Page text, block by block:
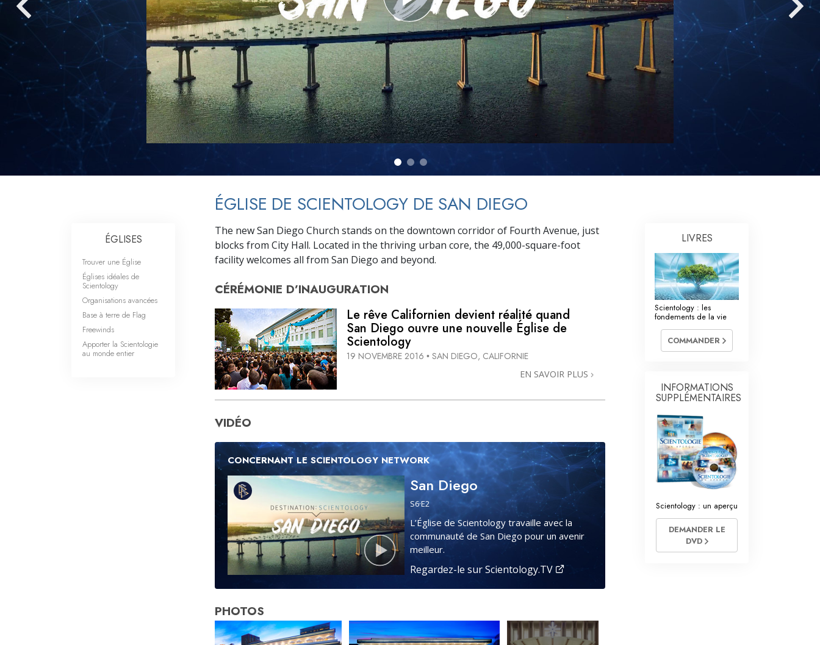
Qu’est-ce que la grandeur ? L’échelle des tons émotionnels
Réponses aux drogues
Les enfants
Des outils pour le monde du travail
Les fondements de l’organisation
La communication
ÉGLISE DE SCIENTOLOGY DE SAN DIEGO
The new San Diego Church stands on the downtown corridor of Fourth Avenue, just
blocks from City Hall. Located in the thriving urban core, the 49,000-square-foot
facility welcomes all from San Diego and beyond.
CÉRÉMONIE D’INAUGURATION
Le rêve Californien devient réalité quand
San Diego ouvre une nouvelle Église de
Scientology
19 NOVEMBRE 2016 • SAN DIEGO, CALIFORNIE
EN SAVOIR PLUS
VIDÉO
CONCERNANT LE SCIENTOLOGY NETWORK
San Diego
S6·E2
L’Église de Scientology travaille avec la
communauté de San Diego pour un avenir
meilleur.
Regardez-le sur Scientology.TV
PHOTOS
ÉGLISES
Trouver une Église
Églises idéales de
Scientology
Organisations avancées
Base à terre de Flag
Freewinds
Apporter la Scientologie
au monde entier
LIVRES
Scientology : les
fondements de la vie
COMMANDER
INFORMATIONS
SUPPLÉMENTAIRES
Scientology : un aperçu
DEMANDER LE
DVD